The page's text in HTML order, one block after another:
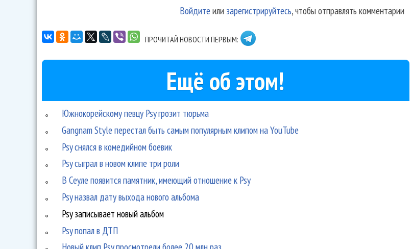
Войдите или зарегистрируйтесь, чтобы отправлять комментарии
ПРОЧИТАЙ НОВОСТИ ПЕРВЫМ:
Ещё об этом!
Южнокорейскому певцу Psy грозит тюрьма
Gangnam Style перестал быть самым популярным клипом на YouTube
Psy снялся в комедийном боевик
Psy сыграл в новом клипе три роли
В Сеуле появится памятник, имеющий отношение к Psy
Psy назвал дату выхода нового альбома
Psy записывает новый альбом
Psy попал в ДТП